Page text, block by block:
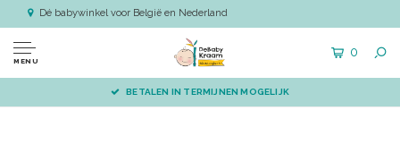
Dé babywinkel voor België en Nederland
MENU
0
VÓÓR 14.00 BESTELD, DIRECT VERZONDEN